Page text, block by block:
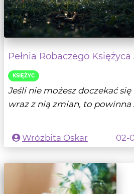
Pełnia Robaczego
KSIĘŻYC
Jeśli nie możesz doczekać
wraz z nią zmian, to powinna
Wróżbita Oskar
02-